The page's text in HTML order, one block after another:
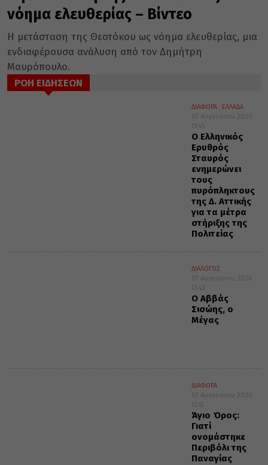
νόημα ελευθερίας – Βίντεο
Η μετάσταση της Θεοτόκου ως νόημα ελευθερίας, μια
ενδιαφέρουσα ανάλυση από τον Δημήτρη
Μαυρόπουλο.
ΡΟΗ ΕΙΔΗΣΕΩΝ
ΔΙΑΦΟΡΑ
ΕΛΛΑΔΑ
07 Αυγούστου 2026
13:45
Ο Ελληνικός
Ερυθρός
Σταυρός
ενημερώνει
τους
πυρόπληκτους
της Δ. Αττικής
για τα μέτρα
στήριξης της
Πολιτείας
ΔΙΑΛΟΓΟΣ
07 Αυγούστου 2026
13:42
Ο Αββάς
Σισώης, ο
Μέγας
ΔΙΑΦΟΡΑ
07 Αυγούστου 2026
13:41
Άγιο Όρος:
Γιατί
ονομάστηκε
Περιβόλι της
Παναγίας